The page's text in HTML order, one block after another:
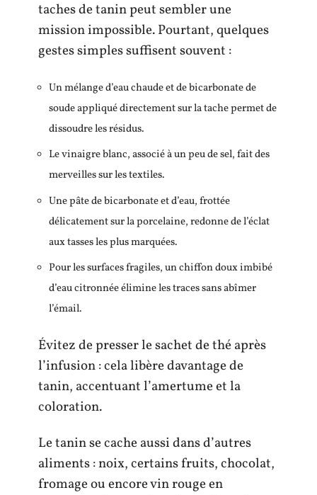
taches de tanin peut sembler une
mission impossible. Pourtant, quelques
gestes simples suffisent souvent :
Un mélange d’eau chaude et de bicarbonate de
soude appliqué directement sur la tache permet de
dissoudre les résidus.
Le vinaigre blanc, associé à un peu de sel, fait des
merveilles sur les textiles.
Une pâte de bicarbonate et d’eau, frottée
délicatement sur la porcelaine, redonne de l’éclat
aux tasses les plus marquées.
Pour les surfaces fragiles, un chiffon doux imbibé
d’eau citronnée élimine les traces sans abîmer
l’émail.
Évitez de presser le sachet de thé après
l’infusion : cela libère davantage de
tanin, accentuant l’amertume et la
coloration.
Le tanin se cache aussi dans d’autres
aliments : noix, certains fruits, chocolat,
fromage ou encore vin rouge en